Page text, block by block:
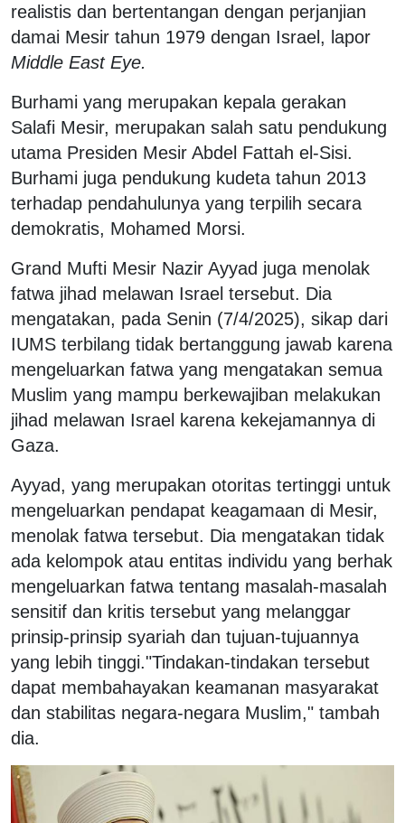
realistis dan bertentangan dengan perjanjian
damai Mesir tahun 1979 dengan Israel, lapor
Middle East Eye.
Burhami yang merupakan kepala gerakan
Salafi Mesir, merupakan salah satu pendukung
utama Presiden Mesir Abdel Fattah el-Sisi.
Burhami juga pendukung kudeta tahun 2013
terhadap pendahulunya yang terpilih secara
demokratis, Mohamed Morsi.
Grand Mufti Mesir Nazir Ayyad juga menolak
fatwa jihad melawan Israel tersebut. Dia
mengatakan, pada Senin (7/4/2025), sikap dari
IUMS terbilang tidak bertanggung jawab karena
mengeluarkan fatwa yang mengatakan semua
Muslim yang mampu berkewajiban melakukan
jihad melawan Israel karena kekejamannya di
Gaza.
Ayyad, yang merupakan otoritas tertinggi untuk
mengeluarkan pendapat keagamaan di Mesir,
menolak fatwa tersebut. Dia mengatakan tidak
ada kelompok atau entitas individu yang berhak
mengeluarkan fatwa tentang masalah-masalah
sensitif dan kritis tersebut yang melanggar
prinsip-prinsip syariah dan tujuan-tujuannya
yang lebih tinggi."Tindakan-tindakan tersebut
dapat membahayakan keamanan masyarakat
dan stabilitas negara-negara Muslim," tambah
dia.